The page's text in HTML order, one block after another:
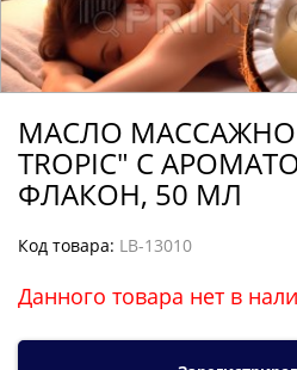
МАСЛО МАССАЖНОЕ
TROPIC" С
ФЛАКОН, 50 МЛ
Код товара: LB-13010
Данного товара нет в